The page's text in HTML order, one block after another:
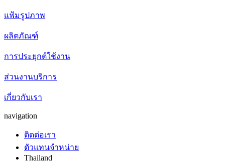
แฟ้มรูปภาพ
ผลิตภัณฑ์
การประยุกต์ใช้งาน
ส่วนงานบริการ
เกี่ยวกับเรา
navigation
ติดต่อเรา
ตัวแทนจำหน่าย
Thailand